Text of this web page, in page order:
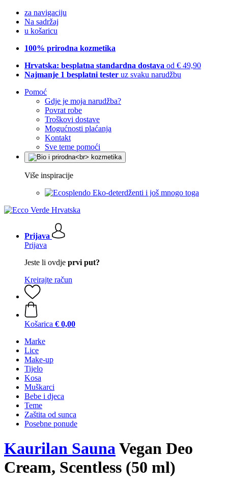
za navigaciju
Na sadržaj
u košaricu
100% prirodna kozmetika
Hrvatska: besplatna standardna dostava od € 49,90
Najmanje 1 besplatni tester uz svaku narudžbu
Pomoć
Gdje je moja narudžba?
Povrat robe
Troškovi dostave
Mogućnosti plaćanja
Kontakt
Sve teme pomoći
Više inspiracije
Eko-deterdženti i još mnogo toga
Prijava
Prijava
Jeste li ovdje prvi put?
Kreirajte račun
Košarica € 0,00
Marke
Lice
Make-up
Tijelo
Kosa
Muškarci
Bebe i djeca
Teme
Zaštita od sunca
Posebne ponude
Kaurilan SaunaVegan Deo
Cream, Scentless (50 ml)